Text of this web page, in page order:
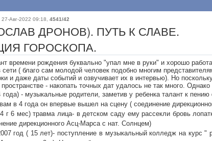
27-Авг-2022 09:18 4541/42
ДРОНОВ). ПУТЬ К СЛАВЕ.
ГОРОСКОПА.
времени рождения буквально "упал мне в руки" и хорошо
сети ( благо сам молодой человек подобно многим
и даже даты событий и озвучивает их в интервью). Но
- накопать точных дат удалось не так много.
года) - музыкальные родители, заметив у ребенка талант к
в 4 года он впервые вышел на сцену ( соединение
г 6 мес) травма лица- в детском саду ему рассекли бровь
дирекционного Асц-Марса с нат. Солнцем)
год ( 15 лет)- поступление в музыкальный колледж на курс "